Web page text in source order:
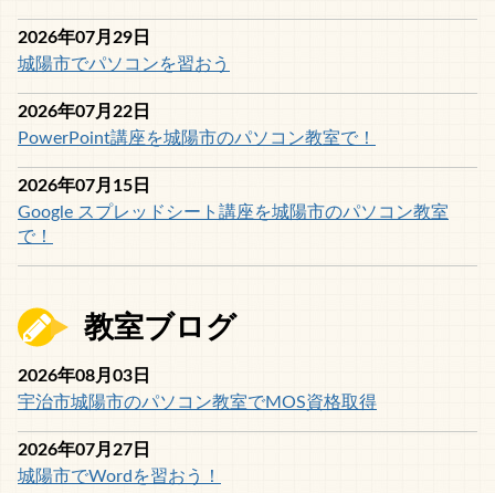
2026年07月29日
城陽市でパソコンを習おう
2026年07月22日
PowerPoint講座を城陽市のパソコン教室で！
2026年07月15日
Google スプレッドシート講座を城陽市のパソコン教室
で！
教室ブログ
2026年08月03日
宇治市城陽市のパソコン教室でMOS資格取得
2026年07月27日
城陽市でWordを習おう！